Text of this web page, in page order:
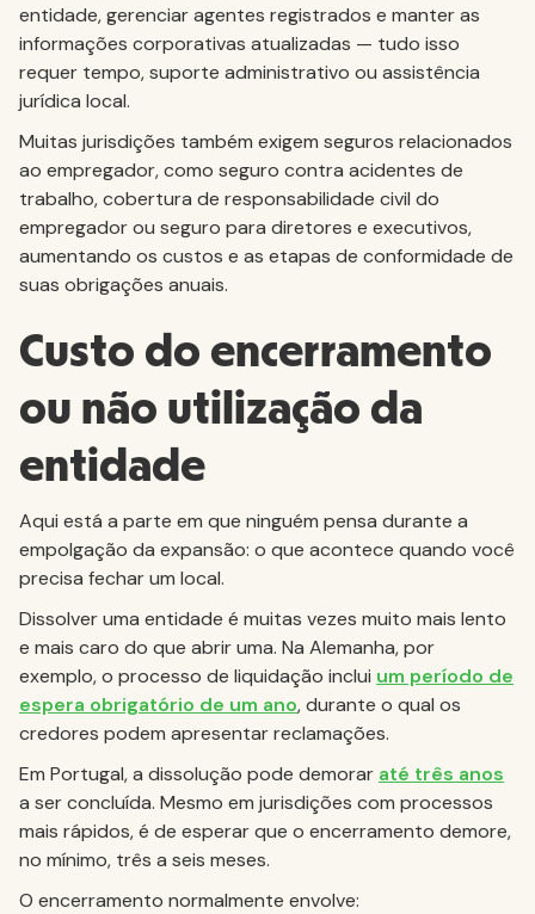
entidade, gerenciar agentes registrados e manter as
informações corporativas atualizadas — tudo isso
requer tempo, suporte administrativo ou assistência
jurídica local.
Muitas jurisdições também exigem seguros relacionados
ao empregador, como seguro contra acidentes de
trabalho, cobertura de responsabilidade civil do
empregador ou seguro para diretores e executivos,
aumentando os custos e as etapas de conformidade de
suas obrigações anuais.
Custo do encerramento
ou não utilização da
entidade
Aqui está a parte em que ninguém pensa durante a
empolgação da expansão: o que acontece quando você
precisa fechar um local.
Dissolver uma entidade é muitas vezes muito mais lento
e mais caro do que abrir uma. Na Alemanha, por
exemplo, o processo de liquidação inclui um período de
espera obrigatório de um ano, durante o qual os
credores podem apresentar reclamações.
Em Portugal, a dissolução pode demorar até três anos
a ser concluída. Mesmo em jurisdições com processos
mais rápidos, é de esperar que o encerramento demore,
no mínimo, três a seis meses.
O encerramento normalmente envolve: